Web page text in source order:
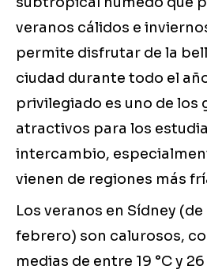
veranos cálidos e
permite disfrutar de la
ciudad durante todo el
privilegiado es uno de los
atractivos para los
intercambio,
vienen de regiones más
Los veranos en Sídney
febrero) son calurosos,
medias de entre 19 °C y